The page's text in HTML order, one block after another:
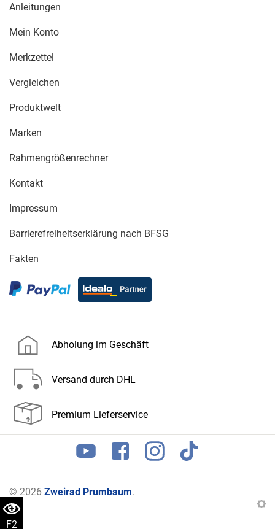
F2
Anleitungen
Mein Konto
Merkzettel
Vergleichen
Produktwelt
Marken
Rahmengrößenrechner
Kontakt
Impressum
Barrierefreiheitserklärung nach BFSG
Fakten
Abholung im Geschäft
Versand durch DHL
Premium Lieferservice
© 2026 Zweirad Prumbaum.